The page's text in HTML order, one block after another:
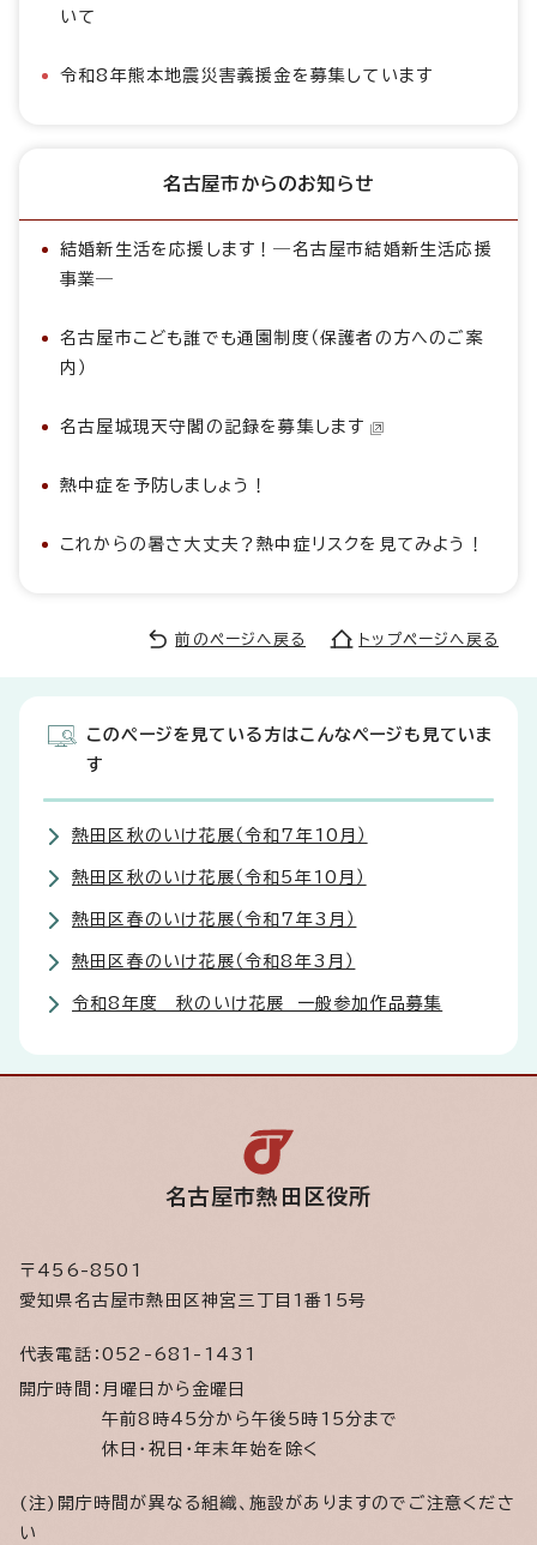
いて
令和8年熊本地震災害義援金を募集しています
名古屋市からのお知らせ
結婚新生活を応援します！―名古屋市結婚新生活応援
事業―
名古屋市こども誰でも通園制度（保護者の方へのご案
内）
名古屋城現天守閣の記録を募集します
熱中症を予防しましょう！
これからの暑さ大丈夫？熱中症リスクを見てみよう！
前のページへ戻る トップページへ戻る
このページを見ている方はこんなページも見ていま
す
熱田区秋のいけ花展（令和7年10月）
熱田区秋のいけ花展（令和5年10月）
熱田区春のいけ花展（令和7年3月）
熱田区春のいけ花展（令和8年3月）
令和8年度 秋のいけ花展 一般参加作品募集
名古屋市熱田区役所
〒456-8501
愛知県名古屋市熱田区神宮三丁目1番15号
代表電話： 052-681-1431
開庁時間： 月曜日から金曜日
午前8時45分から午後5時15分まで
休日・祝日・年末年始を除く
(注)開庁時間が異なる組織、施設がありますのでご注意くださ
い